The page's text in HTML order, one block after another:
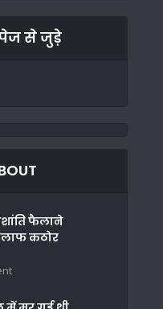
से जुड़े
फैलाने
कठोर